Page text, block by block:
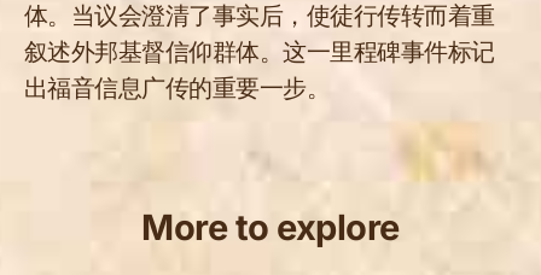
体。当议会澄清了事实后，使徒行传转而着重
叙述外邦基督信仰群体。这一里程碑事件标记
出福音信息广传的重要一步。
More to explore